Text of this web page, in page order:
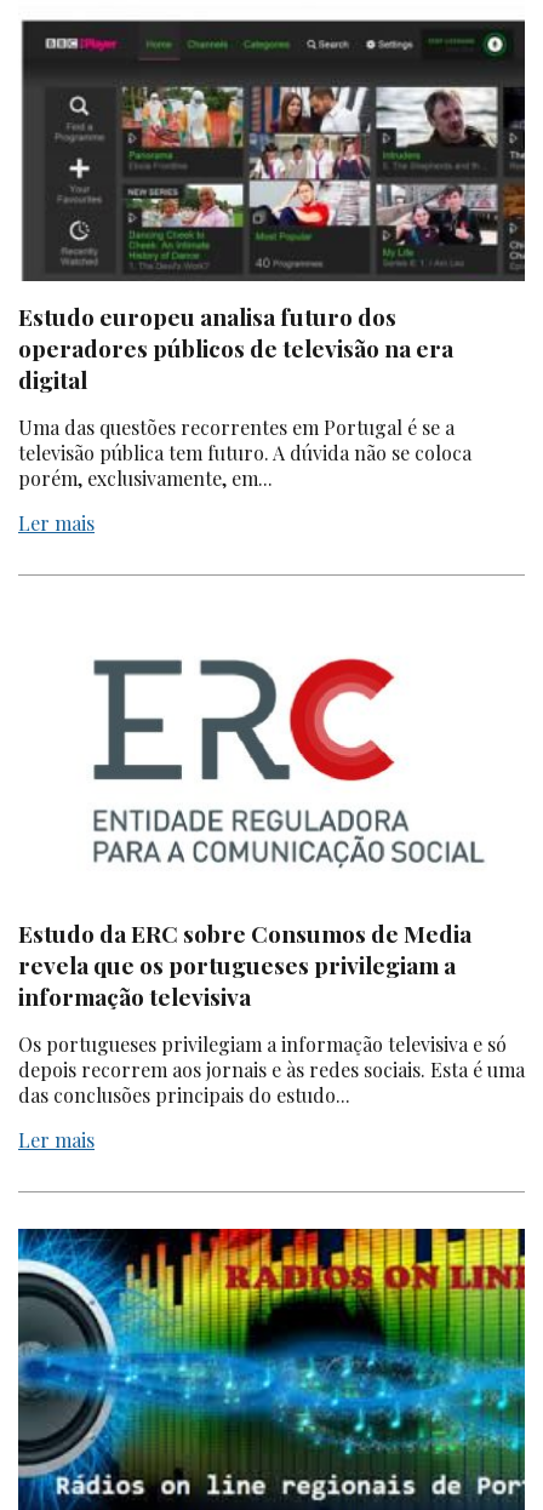
Estudo europeu analisa futuro dos
operadores públicos de televisão na era
digital
Uma das questões recorrentes em Portugal é se a
televisão pública tem futuro. A dúvida não se coloca
porém, exclusivamente, em...
Ler mais
Estudo da ERC sobre Consumos de Media
revela que os portugueses privilegiam a
informação televisiva
Os portugueses privilegiam a informação televisiva e só
depois recorrem aos jornais e às redes sociais. Esta é uma
das conclusões principais do estudo...
Ler mais